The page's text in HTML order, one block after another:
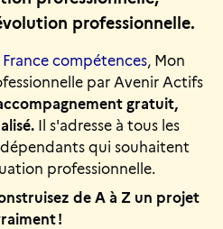
professionnelle.
France compétences, Mon
par Avenir Actifs
gratuit,
Il s'adresse à tous les
qui souhaitent
professionnelle.
de A à Z un projet
!